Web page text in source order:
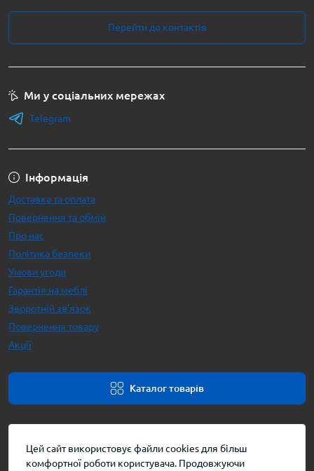
Перейти до контактів
Інформація
Доставка та оплата
Повернення та обмін
Про нас
Політика безпеки
Умови угоди
Гарантія на меблі
Зворотній зв’язок
Повернення товару
Акції
Каталог товарів
Ми у соціальних мережах
Telegram
Цей сайт використовує файли cookies для більш
комфортної роботи користувача. Продовжуючи